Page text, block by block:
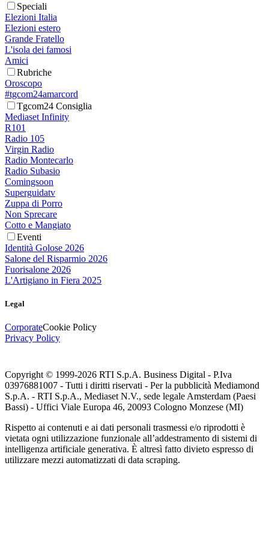
Speciali
Elezioni Italia
Elezioni estero
Grande Fratello
L'isola dei famosi
Amici
Rubriche
Oroscopo
#tgcom24amarcord
Tgcom24 Consiglia
Mediaset Infinity
R101
Radio 105
Virgin Radio
Radio Montecarlo
Radio Subasio
Comingsoon
Superguidatv
Zuppa di Porro
Non Sprecare
Cotto e Mangiato
Eventi
Identità Golose 2026
Salone del Risparmio 2026
Fuorisalone 2026
L'Artigiano in Fiera 2025
Legal
CorporateCookie Policy
Privacy Policy
Copyright © 1999-2026 RTI S.p.A. Business Digital - P.Iva
03976881007 - Tutti i diritti riservati - Per la pubblicità Mediamond
S.p.A. - RTI S.p.A., Mediaset N.V., sede legale Amsterdam (Paesi
Bassi) - Uffici Viale Europa 46, 20093 Cologno Monzese (MI)
Rispetto ai contenuti e ai dati personali trasmessi e/o riprodotti è
vietata ogni utilizzazione funzionale all’addestramento di sistemi di
intelligenza artificiale generativa. È altresì fatto divieto espresso di
utilizzare mezzi automatizzati di data scraping.